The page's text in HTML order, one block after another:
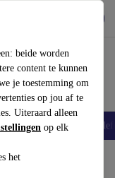
beide worden
content te kunnen
je toestemming om
op jou af te
Uiteraard alleen
op elk
het
Accessoires